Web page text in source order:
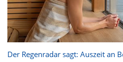
Der Regenradar sagt: Auszeit an